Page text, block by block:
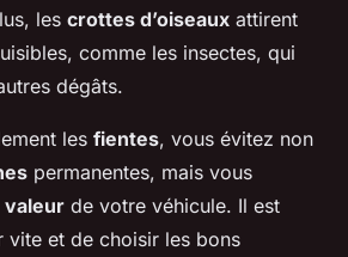
les crottes d’oiseaux attirent
comme les insectes, qui
dégâts.
les fientes, vous évitez non
permanentes, mais vous
valeur de votre véhicule. Il est
vite et de choisir les bons